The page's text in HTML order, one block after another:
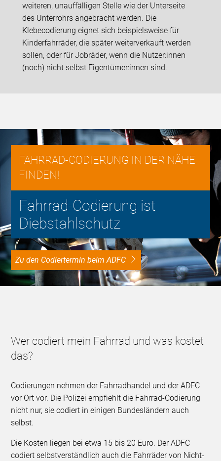
weiteren, unauffälligen Stelle wie der Unterseite
des Unterrohrs angebracht werden. Die
Klebecodierung eignet sich beispielsweise für
Kinderfahrräder, die später weiterverkauft werden
sollen, oder für Jobräder, wenn die Nutzer:innen
(noch) nicht selbst Eigentümer:innen sind.
FAHRRAD-CODIERUNG IN DER NÄHE
FINDEN!
Fahrrad-Codierung ist
Diebstahlschutz
Zu den Codiertermin beim ADFC
Wer codiert mein Fahrrad und was kostet
das?
Codierungen nehmen der Fahrradhandel und der ADFC
vor Ort vor. Die Polizei empfiehlt die Fahrrad-Codierung
nicht nur, sie codiert in einigen Bundesländern auch
selbst.
Die Kosten liegen bei etwa 15 bis 20 Euro. Der ADFC
codiert selbstverständlich auch die Fahrräder von Nicht-